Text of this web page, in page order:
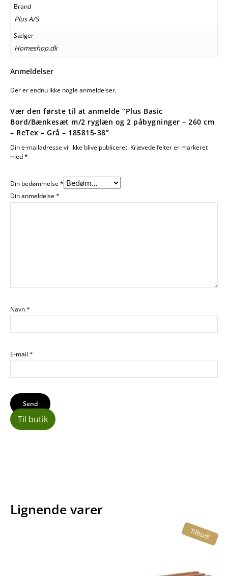
Brand
Plus A/S
Sælger
Homeshop.dk
Anmeldelser
Der er endnu ikke nogle anmeldelser.
Vær den første til at anmelde “Plus Basic
Bord/Bænkesæt m/2 ryglæn og 2 påbygninger – 260 cm
– ReTex – Grå – 185815-38”
Din e-mailadresse vil ikke blive publiceret. Krævede felter er markeret
med*
Din bedømmelse*
Din anmeldelse*
Navn*
E-mail *
Til butik
Lignende varer
Tilbud!